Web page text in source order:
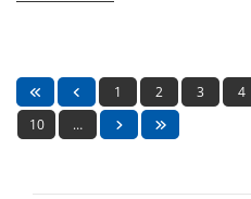
1 2 3 4
10
…